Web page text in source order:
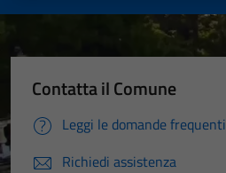
Contatta il Comune
Leggi le domande frequenti
Richiedi assistenza